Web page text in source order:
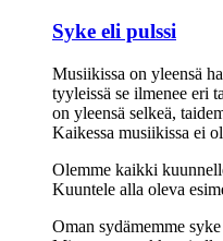
Syke eli pulssi
Musiikissa on yleensä
tyyleissä se ilmenee eri
on yleensä selkeä,
Kaikessa musiikissa ei
Olemme kaikki
Kuuntele alla oleva
Oman sydämemme